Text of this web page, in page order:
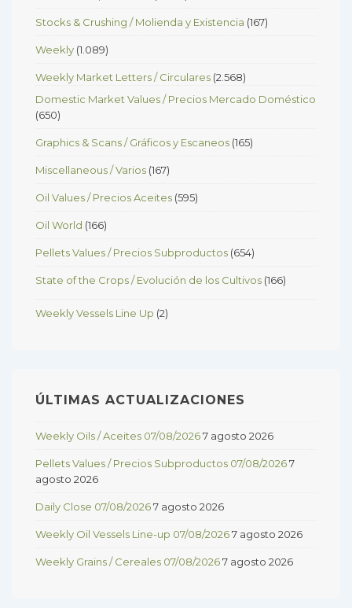
Stocks & Crushing / Molienda y Existencia (167)
Weekly (1.089)
Weekly Market Letters / Circulares (2.568)
Domestic Market Values / Precios Mercado Doméstico
(650)
Graphics & Scans / Gráficos y Escaneos (165)
Miscellaneous / Varios (167)
Oil Values / Precios Aceites (595)
Oil World (166)
Pellets Values / Precios Subproductos (654)
State of the Crops / Evolución de los Cultivos (166)
Weekly Vessels Line Up (2)
ÚLTIMAS ACTUALIZACIONES
Weekly Oils / Aceites 07/08/20267 agosto 2026
Pellets Values / Precios Subproductos 07/08/20267
agosto 2026
Daily Close 07/08/20267 agosto 2026
Weekly Oil Vessels Line-up 07/08/20267 agosto 2026
Weekly Grains / Cereales 07/08/20267 agosto 2026